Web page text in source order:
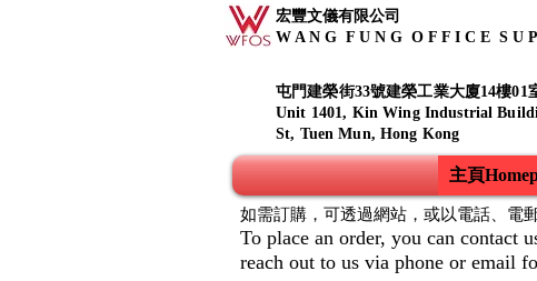
宏豐文儀有限公司
W A N G F U N G O F F I C E S U
屯門建榮街33號建榮工業大廈14樓01
Unit 1401, Kin Wing Industrial
St, Tuen Mun, Hong Kong
主頁
如需訂購，可透過網站，或以電話、電
To place an order, you can contact
reach out to us via phone or email